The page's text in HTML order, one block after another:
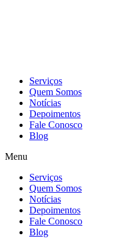
Serviços
Quem Somos
Notícias
Depoimentos
Fale Conosco
Blog
Menu
Serviços
Quem Somos
Notícias
Depoimentos
Fale Conosco
Blog